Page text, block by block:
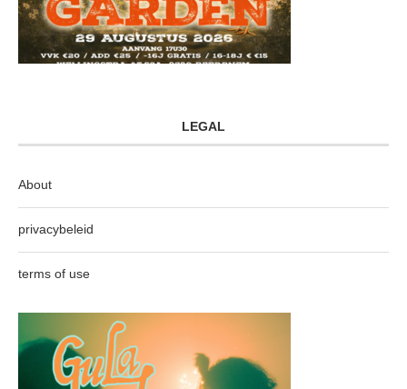
LEGAL
About
privacybeleid
terms of use